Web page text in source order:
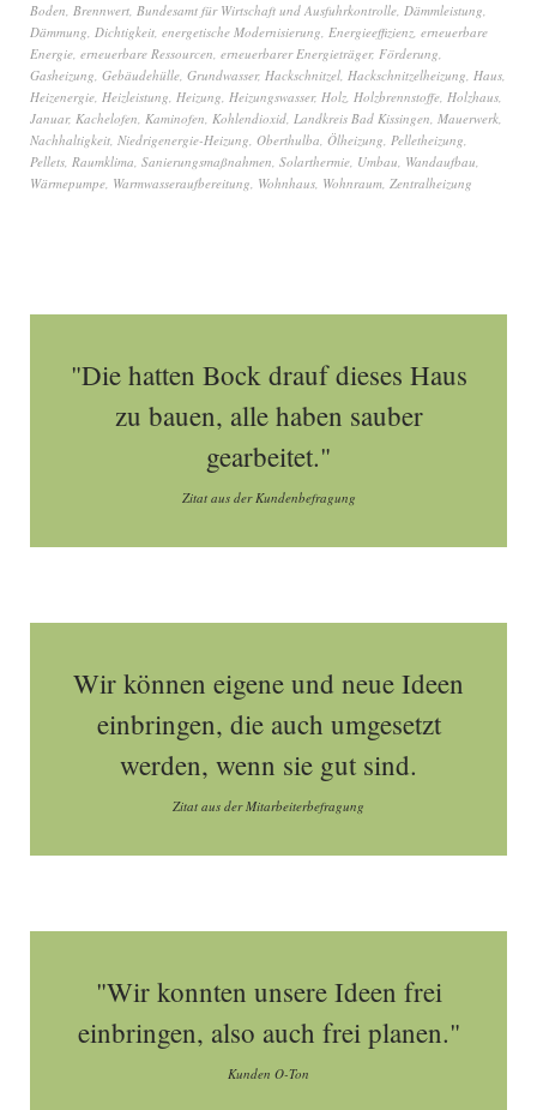
Boden, Brennwert, Bundesamt für Wirtschaft und Ausfuhrkontrolle, Dämmleistung,
Dämmung, Dichtigkeit, energetische Modernisierung, Energieeffizienz, erneuerbare
Energie, erneuerbare Ressourcen, erneuerbarer Energieträger, Förderung,
Gasheizung, Gebäudehülle, Grundwasser, Hackschnitzel, Hackschnitzelheizung, Haus,
Heizenergie, Heizleistung, Heizung, Heizungswasser, Holz, Holzbrennstoffe, Holzhaus,
Januar, Kachelofen, Kaminofen, Kohlendioxid, Landkreis Bad Kissingen, Mauerwerk,
Nachhaltigkeit, Niedrigenergie-Heizung, Oberthulba, Ölheizung, Pelletheizung,
Pellets, Raumklima, Sanierungsmaßnahmen, Solarthermie, Umbau, Wandaufbau,
Wärmepumpe, Warmwasseraufbereitung, Wohnhaus, Wohnraum, Zentralheizung
"Die hatten Bock drauf dieses Haus
zu bauen, alle haben sauber
gearbeitet."
Zitat aus der Kundenbefragung
Wir können eigene und neue Ideen
einbringen, die auch umgesetzt
werden, wenn sie gut sind.
Zitat aus der Mitarbeiterbefragung
"Wir konnten unsere Ideen frei
einbringen, also auch frei planen."
Kunden O-Ton